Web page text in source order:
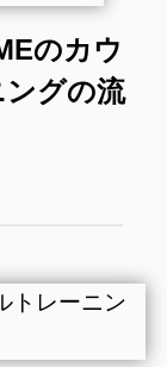
のカウ
グの流